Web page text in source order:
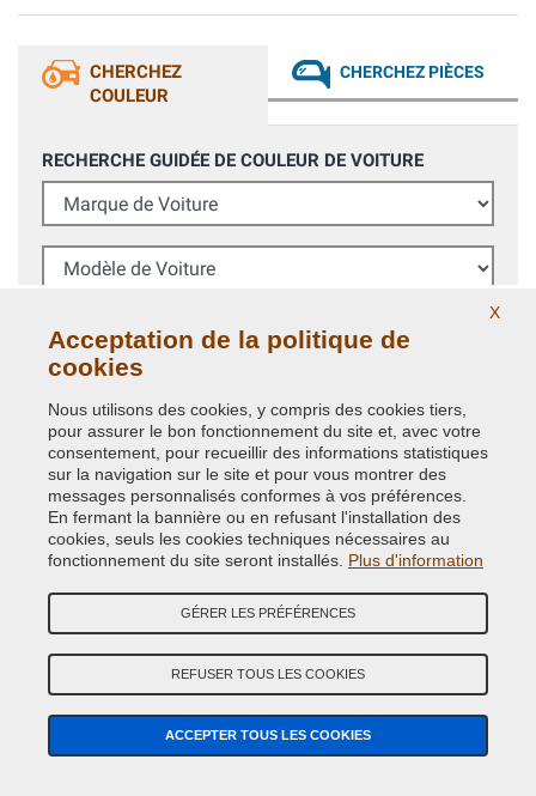
CHERCHEZ
COULEUR
CHERCHEZ PIÈCES
RECHERCHE GUIDÉE DE COULEUR DE VOITURE
Marque de Voiture
Modèle de Voiture
RECHERCHE
Il est toujours recommandè de vèrifier le code couleur
carrosserie dans votre voiture pour commander la
bonne peinture.
Recherche avancèe code couleur
NE TROUVEZ VOTRE CODE DE PEINTURE?
RECHERCHE GUIDÉE PEINTURE VOITURE
X
Acceptation de la politique de
cookies
Nous utilisons des cookies, y compris des cookies tiers,
pour assurer le bon fonctionnement du site et, avec votre
consentement, pour recueillir des informations statistiques
sur la navigation sur le site et pour vous montrer des
messages personnalisés conformes à vos préférences.
En fermant la bannière ou en refusant l'installation des
cookies, seuls les cookies techniques nécessaires au
fonctionnement du site seront installés. Plus d'information
GÉRER LES PRÉFÉRENCES
REFUSER TOUS LES COOKIES
ACCEPTER TOUS LES COOKIES